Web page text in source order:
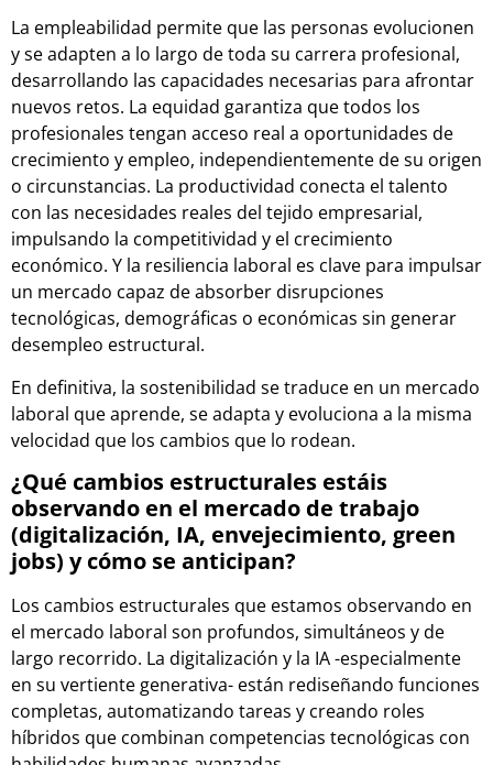
La empleabilidad permite que las personas evolucionen
y se adapten a lo largo de toda su carrera profesional,
desarrollando las capacidades necesarias para afrontar
nuevos retos. La equidad garantiza que todos los
profesionales tengan acceso real a oportunidades de
crecimiento y empleo, independientemente de su origen
o circunstancias. La productividad conecta el talento
con las necesidades reales del tejido empresarial,
impulsando la competitividad y el crecimiento
económico. Y la resiliencia laboral es clave para impulsar
un mercado capaz de absorber disrupciones
tecnológicas, demográficas o económicas sin generar
desempleo estructural.
En definitiva, la sostenibilidad se traduce en un mercado
laboral que aprende, se adapta y evoluciona a la misma
velocidad que los cambios que lo rodean.
¿Qué cambios estructurales estáis
observando en el mercado de trabajo
(digitalización, IA, envejecimiento, green
jobs) y cómo se anticipan?
Los cambios estructurales que estamos observando en
el mercado laboral son profundos, simultáneos y de
largo recorrido. La digitalización y la IA -especialmente
en su vertiente generativa- están rediseñando funciones
completas, automatizando tareas y creando roles
híbridos que combinan competencias tecnológicas con